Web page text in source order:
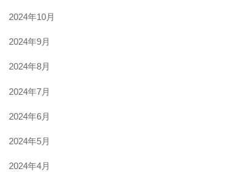
2024年10月
2024年9月
2024年8月
2024年7月
2024年6月
2024年5月
2024年4月